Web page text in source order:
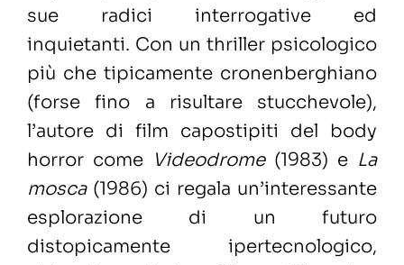
sue radici interrogative ed
inquietanti. Con un thriller psicologico
più che tipicamente cronenberghiano
(forse fino a risultare stucchevole),
l’autore di film capostipiti del body
horror come Videodrome (1983) e La
mosca(1986) ci regala un’interessante
esplorazione di un futuro
distopicamente ipertecnologico,